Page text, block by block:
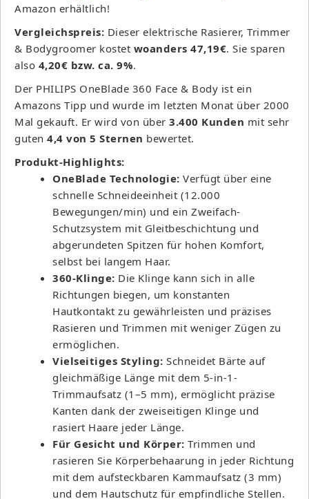
Amazon erhältlich!
Vergleichspreis: Dieser elektrische Rasierer, Trimmer
& Bodygroomer kostet woanders 47,19€. Sie sparen
also 4,20€ bzw. ca. 9%.
Der PHILIPS OneBlade 360 Face & Body ist ein
Amazons Tipp und wurde im letzten Monat über 2000
Mal gekauft. Er wird von über 3.400 Kunden mit sehr
guten 4,4 von 5 Sternen bewertet.
Produkt-Highlights:
OneBlade Technologie: Verfügt über eine
schnelle Schneideeinheit (12.000
Bewegungen/min) und ein Zweifach-
Schutzsystem mit Gleitbeschichtung und
abgerundeten Spitzen für hohen Komfort,
selbst bei langem Haar.
360-Klinge: Die Klinge kann sich in alle
Richtungen biegen, um konstanten
Hautkontakt zu gewährleisten und präzises
Rasieren und Trimmen mit weniger Zügen zu
ermöglichen.
Vielseitiges Styling: Schneidet Bärte auf
gleichmäßige Länge mit dem 5-in-1-
Trimmaufsatz (1–5 mm), ermöglicht präzise
Kanten dank der zweiseitigen Klinge und
rasiert Haare jeder Länge.
Für Gesicht und Körper: Trimmen und
rasieren Sie Körperbehaarung in jeder Richtung
mit dem aufsteckbaren Kammaufsatz (3 mm)
und dem Hautschutz für empfindliche Stellen.